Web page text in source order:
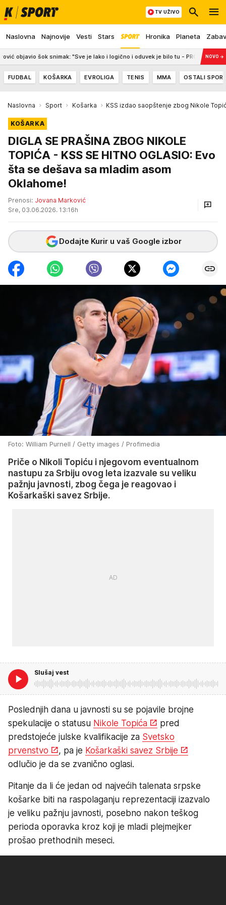
Naslovna Najnovije Vesti Stars Hronika Planeta
TV UŽIVO
šok snimak: "Sve je lako i logično i oduvek je bilo tu - PROČITAJ VAŽNO JE!"
NOVO →
FUDBAL KOŠARKA EVROLIGA TENIS MMA OSTALI
Naslovna Sport Košarka KSS izdao saopštenje zbog Nikole
KOŠARKA
DIGLA SE PRAŠINA ZBOG NIKOLE
TOPIĆA - KSS SE HITNO OGLASIO: Evo
šta se dešava sa mladim asom
Oklahome!
Prenosi: Jovana Marković
Sre, 03.06.2026. 13:16h
Dodajte Kurir u vaš Google izbor
Foto: William Purnell / Getty images / Profimedia
Priče o Nikoli Topiću i njegovom eventualnom
nastupu za Srbiju ovog leta izazvale su veliku
pažnju javnosti, zbog čega je reagovao i
Košarkaški savez Srbije.
Slušaj vest
Poslednjih dana u javnosti su se pojavile brojne
spekulacije o statusu Nikole Topića
pred
predstojeće julske kvalifikacije za Svetsko
prvenstvo
, pa je Košarkaški savez Srbije
odlučio je da se zvanično oglasi.
Pitanje da li će jedan od najvećih talenata srpske
košarke biti na raspolaganju reprezentaciji izazvalo
je veliku pažnju javnosti, posebno nakon teškog
perioda oporavka kroz koji je mladi plejmejker
prošao prethodnih meseci.